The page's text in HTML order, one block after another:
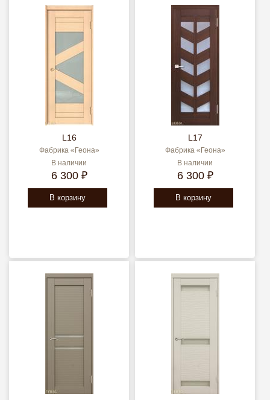
L16
Фабрика «Геона»
В наличии
6 300 ₽
В корзину
L17
Фабрика «Геона»
В наличии
6 300 ₽
В корзину